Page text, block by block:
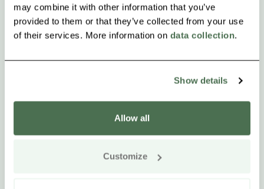
may combine it with other information that you’ve
provided to them or that they’ve collected from your use
of their services. More information on data collection.
Show details
Allow all
Customize